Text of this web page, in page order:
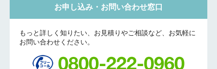
お申し込み・お問い合わせ窓口
もっと詳しく知りたい、お見積りやご相談など、お気軽に
お問い合わせください。